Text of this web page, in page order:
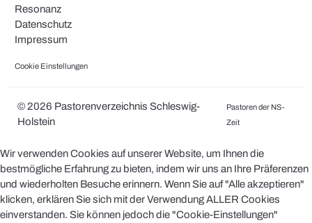
Resonanz
Datenschutz
Impressum
Cookie Einstellungen
© 2026 Pastorenverzeichnis Schleswig-
Holstein
Pastoren der NS-
Zeit
Wir verwenden Cookies auf unserer Website, um Ihnen die
bestmögliche Erfahrung zu bieten, indem wir uns an Ihre Präferenzen
und wiederholten Besuche erinnern. Wenn Sie auf "Alle akzeptieren"
klicken, erklären Sie sich mit der Verwendung ALLER Cookies
einverstanden. Sie können jedoch die "Cookie-Einstellungen"